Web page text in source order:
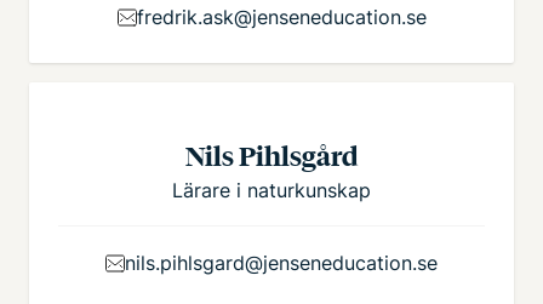
fredrik.ask@jenseneducation.se
Nils Pihlsgård
Lärare i naturkunskap
nils.pihlsgard@jenseneducation.se